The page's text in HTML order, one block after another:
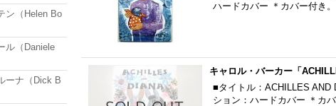
ン（Helen Bo
ル（Daniele
ーナ（Dick B
ハードカバー ＊カバー付き
キャロル・バーカー「
■タイトル：ACHILLES AND
ション：ハードカバー ＊カ